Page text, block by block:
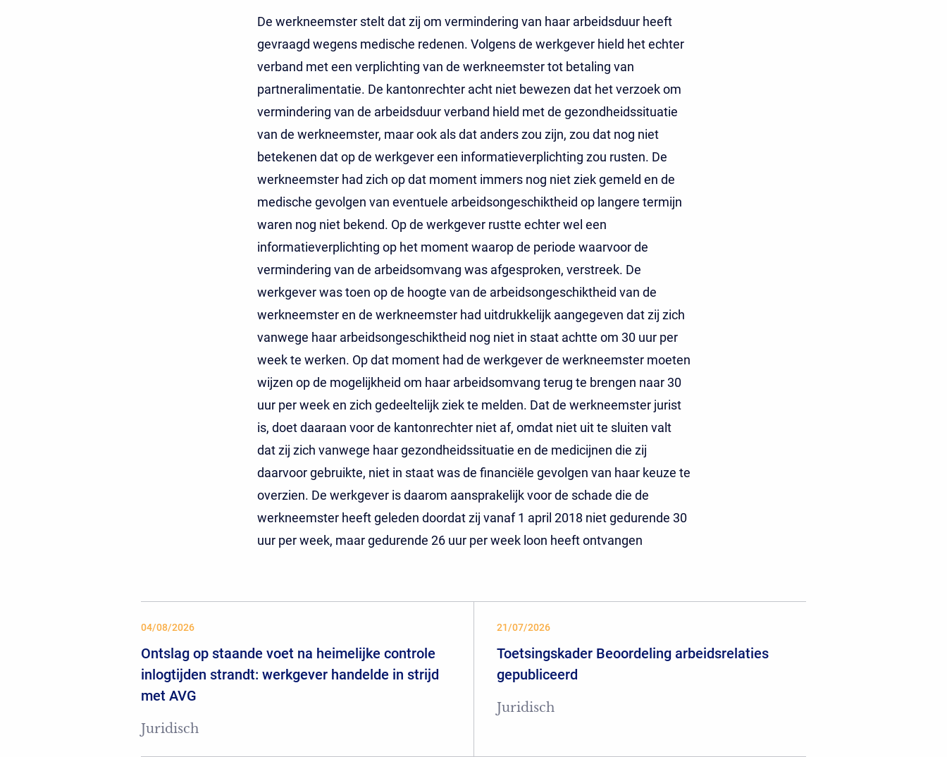
De werkneemster stelt dat zij om vermindering van haar arbeidsduur heeft
gevraagd wegens medische redenen. Volgens de werkgever hield het echter
verband met een verplichting van de werkneemster tot betaling van
partneralimentatie. De kantonrechter acht niet bewezen dat het verzoek om
vermindering van de arbeidsduur verband hield met de gezondheidssituatie
van de werkneemster, maar ook als dat anders zou zijn, zou dat nog niet
betekenen dat op de werkgever een informatieverplichting zou rusten. De
werkneemster had zich op dat moment immers nog niet ziek gemeld en de
medische gevolgen van eventuele arbeidsongeschiktheid op langere termijn
waren nog niet bekend. Op de werkgever rustte echter wel een
informatieverplichting op het moment waarop de periode waarvoor de
vermindering van de arbeidsomvang was afgesproken, verstreek. De
werkgever was toen op de hoogte van de arbeidsongeschiktheid van de
werkneemster en de werkneemster had uitdrukkelijk aangegeven dat zij zich
vanwege haar arbeidsongeschiktheid nog niet in staat achtte om 30 uur per
week te werken. Op dat moment had de werkgever de werkneemster moeten
wijzen op de mogelijkheid om haar arbeidsomvang terug te brengen naar 30
uur per week en zich gedeeltelijk ziek te melden. Dat de werkneemster jurist
is, doet daaraan voor de kantonrechter niet af, omdat niet uit te sluiten valt
dat zij zich vanwege haar gezondheidssituatie en de medicijnen die zij
daarvoor gebruikte, niet in staat was de financiële gevolgen van haar keuze te
overzien. De werkgever is daarom aansprakelijk voor de schade die de
werkneemster heeft geleden doordat zij vanaf 1 april 2018 niet gedurende 30
uur per week, maar gedurende 26 uur per week loon heeft ontvangen
04/08/2026
Ontslag op staande voet na heimelijke controle
inlogtijden strandt: werkgever handelde in strijd
met AVG
Juridisch
21/07/2026
Toetsingskader Beoordeling arbeidsrelaties
gepubliceerd
Juridisch